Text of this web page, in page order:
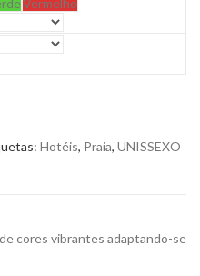
Vermelho
Hotéis, Praia, UNISSEXO
cores vibrantes adaptando-se